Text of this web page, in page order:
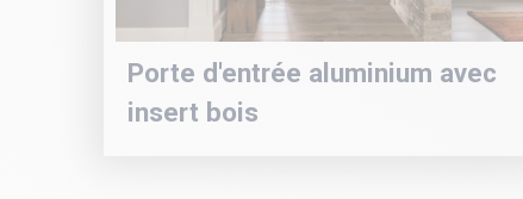
Porte d'entrée aluminium avec
insert bois